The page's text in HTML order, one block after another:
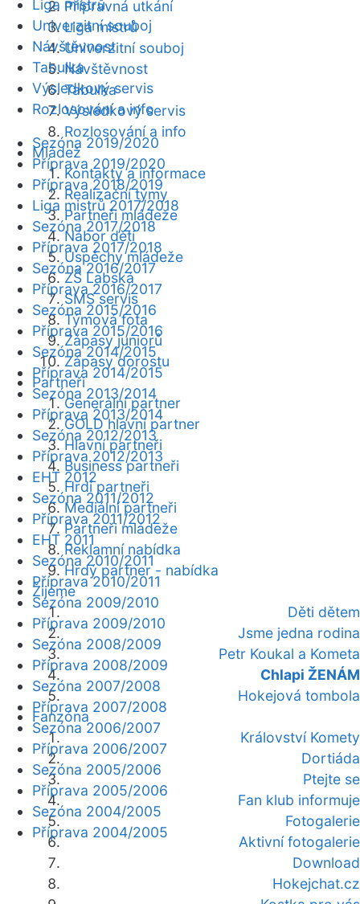
Přípravná utkání
Liga mistrů
Univerzitní souboj
Návštěvnost
Tabulka
Výsledkový servis
Rozlosování a info
Mládež
Kontakty a informace
Realizační týmy
Partneři mládeže
Nábor dětí
Úspěchy mládeže
ZŠ Labská
SMS servis
Týmová fota
Zápasy juniorů
Zápasy dorostu
Partneři
Generální partner
GOLD hlavní partner
Hlavní partneři
Business partneři
Hrdí partneři
Mediální partneři
Partneři mládeže
Reklamní nabídka
Hrdý partner - nabídka
Žijeme
Děti dětem
Jsme jedna rodina
Petr Koukal a Kometa
Chlapi ŽENÁM
Hokejová tombola
Fanzóna
Království Komety
Dortiáda
Ptejte se
Fan klub informuje
Fotogalerie
Aktivní fotogalerie
Download
Hokejchat.cz
Liga mistrů
Univerzitní souboj
Návštěvnost
Tabulka
Výsledkový servis
Rozlosování a info
Sezóna 2019/2020
Příprava 2019/2020
Příprava 2018/2019
Liga mistrů 2017/2018
Sezóna 2017/2018
Příprava 2017/2018
Sezóna 2016/2017
Příprava 2016/2017
Sezóna 2015/2016
Příprava 2015/2016
Sezóna 2014/2015
Příprava 2014/2015
Sezóna 2013/2014
Příprava 2013/2014
Sezóna 2012/2013
Příprava 2012/2013
EHT 2012
Sezóna 2011/2012
Příprava 2011/2012
EHT 2011
Sezóna 2010/2011
Příprava 2010/2011
Sezóna 2009/2010
Příprava 2009/2010
Sezóna 2008/2009
Příprava 2008/2009
Sezóna 2007/2008
Příprava 2007/2008
Sezóna 2006/2007
Příprava 2006/2007
Sezóna 2005/2006
Příprava 2005/2006
Sezóna 2004/2005
Příprava 2004/2005